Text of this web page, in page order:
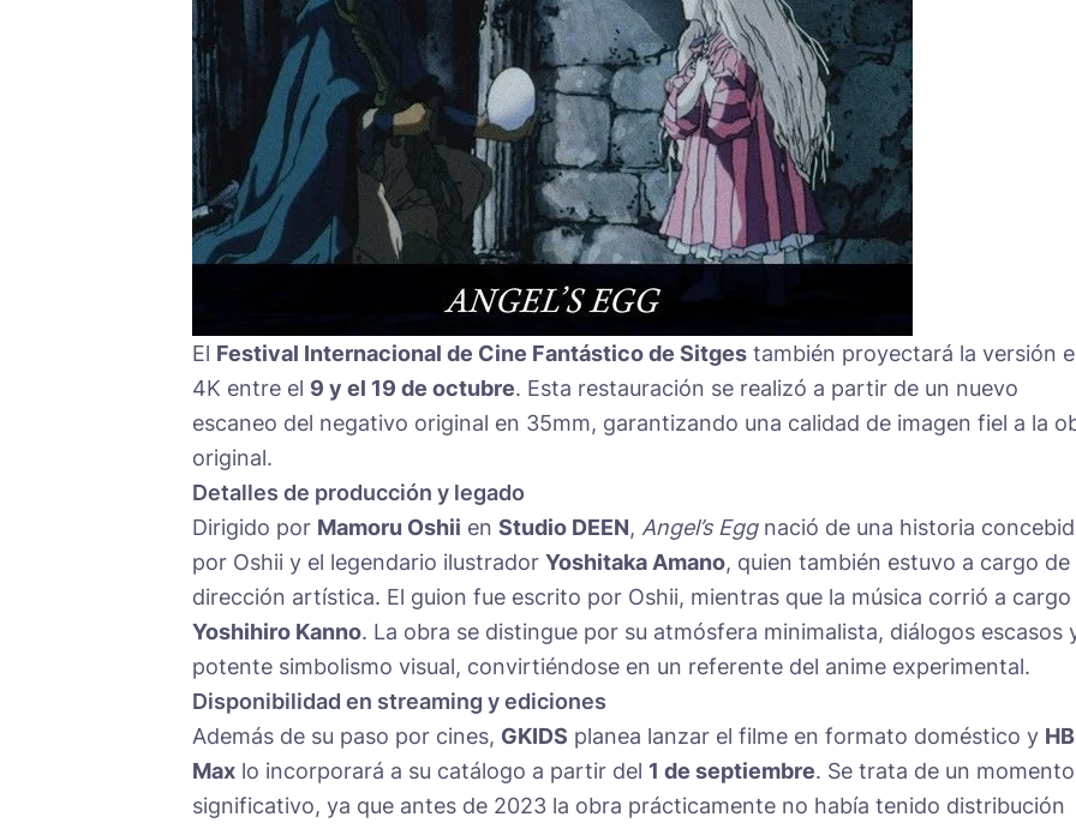
El Festival Internacional de Cine Fantástico de Sitges también proyectará la versión
4K entre el 9 y el 19 de octubre. Esta restauración se realizó a partir de un nuevo
escaneo del negativo original en 35mm, garantizando una calidad de imagen fiel a la
original.
Detalles de producción y legado
Dirigido por Mamoru Oshii en Studio DEEN, Angel’s Eggnació de una historia
por Oshii y el legendario ilustrador Yoshitaka Amano, quien también estuvo a cargo de
dirección artística. El guion fue escrito por Oshii, mientras que la música corrió a cargo
Yoshihiro Kanno. La obra se distingue por su atmósfera minimalista, diálogos escasos
potente simbolismo visual, convirtiéndose en un referente del anime experimental.
Disponibilidad en streaming y ediciones
Además de su paso por cines, GKIDS planea lanzar el filme en formato doméstico y
Max lo incorporará a su catálogo a partir del 1 de septiembre. Se trata de un momento
significativo, ya que antes de 2023 la obra prácticamente no había tenido distribución